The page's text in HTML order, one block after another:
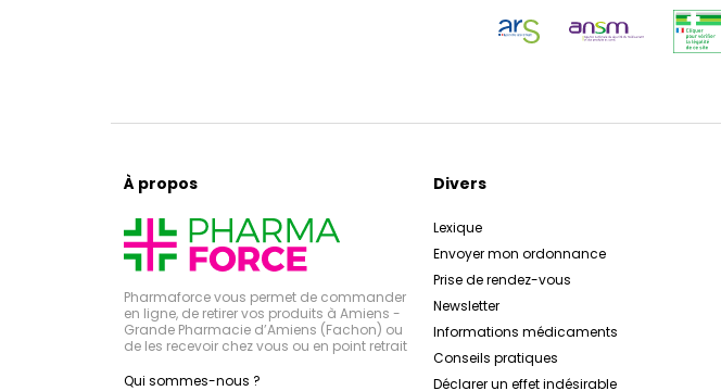
À propos
Pharmaforce vous permet de commander
en ligne, de retirer vos produits à Amiens -
Grande Pharmacie d’Amiens (Fachon) ou
de les recevoir chez vous ou en point retrait
Qui sommes-nous ?
Divers
Lexique
Envoyer mon ordonnance
Prise de rendez-vous
Newsletter
Informations médicaments
Conseils pratiques
Déclarer un effet indésirable